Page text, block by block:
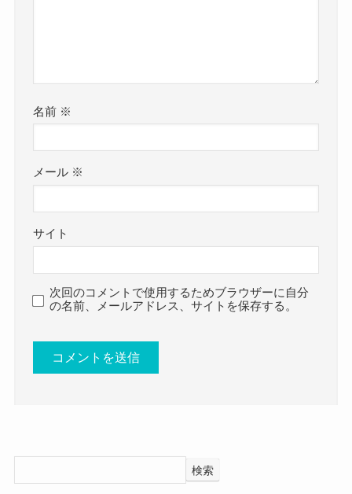
ご本人が
病気やケガを公表することをあまり良しとしてい
しかし、
2022年11月に
した。
その具合が心配です。
松本白鸚の体調不良(病気)は脳梗塞？
松本白鸚さんの体調不良が脳梗塞ではないか？
ということです。
名前 ※
メール ※
サイト
次回のコメントで使用するためブラウザーに自分
の名前、メールアドレス、サイトを保存する。
検索